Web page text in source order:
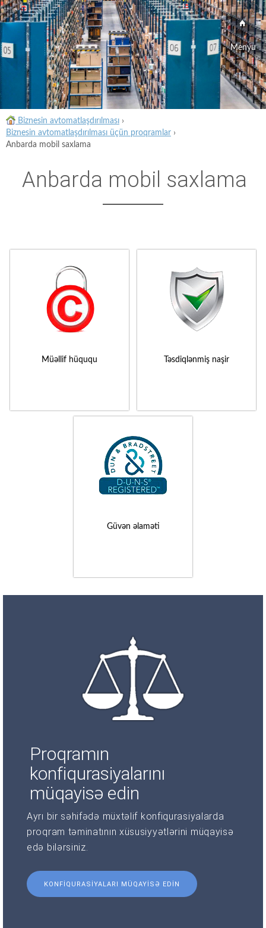
Menyu
Biznesin avtomatlaşdırılması ›
Biznesin avtomatlaşdırılması üçün proqramlar ›
Anbarda mobil saxlama
Anbarda mobil saxlama
Müəllif hüququ Təsdiqlənmiş naşir
Güvən əlaməti
Proqramın
konfiqurasiyalarını
müqayisə edin
Ayrı bir səhifədə müxtəlif konfiqurasiyalarda
proqram təminatının xüsusiyyətlərini müqayisə
edə bilərsiniz.
KONFIQURASIYALARI MÜQAYISƏ EDIN